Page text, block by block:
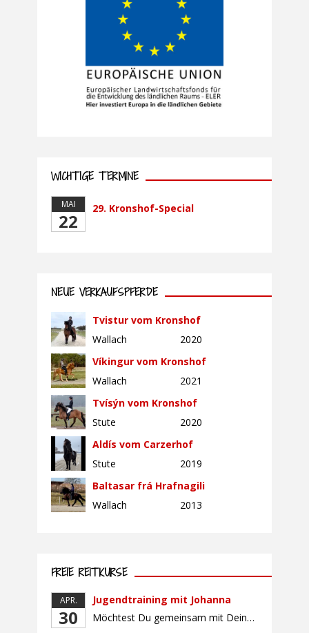
WICHTIGE TERMINE
MAI
22
29. Kronshof-Special
NEUE VERKAUFSPFERDE
Tvistur vom Kronshof
Wallach
2020
Víkingur vom Kronshof
Wallach
2021
Tvísýn vom Kronshof
Stute
2020
Aldís vom Carzerhof
Stute
2019
Baltasar frá Hrafnagili
Wallach
2013
FREIE REITKURSE
APR.
30
Jugendtraining mit Johanna
Möchtest Du gemeinsam mit Deinem Pferd sicherer und selbstbewusster Reiten, Dich mit gleichaltrigen Teilnehmern (Alter: 9-16 Jahre) austauschen und Dich vielleicht auch auf ein Turnier vorbereiten? Dann bietet Dir dieser Kurs die perfekte Gelegenheit, mit Deinem Pferd gemeinsam zu wachsen und an Sitz, Hilfengebung und Turnierroutine zu arbeiten. Der Unterricht findet in Gruppen von bis […]